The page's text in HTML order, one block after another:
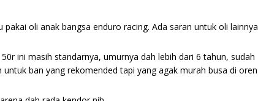
pakai oli anak bangsa enduro racing. Ada saran untuk oli lainnya
ini masih standarnya, umurnya dah lebih dari 6 tahun, sudah
untuk ban yang rekomended tapi yang agak murah busa di oren